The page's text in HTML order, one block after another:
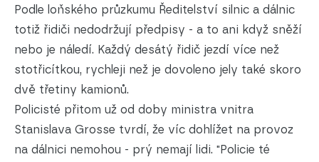
Podle loňského průzkumu Ředitelství silnic a dálnic
totiž řidiči nedodržují předpisy - a to ani když sněží
nebo je náledí. Každý desátý řidič jezdí více než
stotřicítkou, rychleji než je dovoleno jely také skoro
dvě třetiny kamionů.
Policisté přitom už od doby ministra vnitra
Stanislava Grosse tvrdí, že víc dohlížet na provoz
na dálnici nemohou - prý nemají lidi. "Policie té